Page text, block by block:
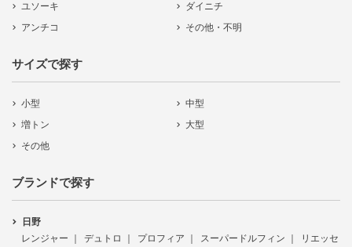
ユソーキ
ダイニチ
アンチコ
その他・不明
サイズで探す
小型
中型
増トン
大型
その他
ブランドで探す
日野
レンジャー
デュトロ プロフィア スーパードルフィン
リエッセ